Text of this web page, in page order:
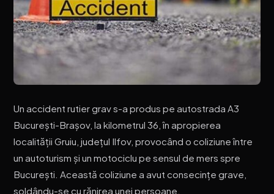
Un accident rutier grav s-a produs pe autostrada A3
București-Brașov, la kilometrul 36, în apropierea
localității Gruiu, județul Ilfov, provocând o coliziune între
un autoturism și un motociclu pe sensul de mers spre
București. Această coliziune a avut consecințe grave,
soldându-se cu rănirea unei persoane.